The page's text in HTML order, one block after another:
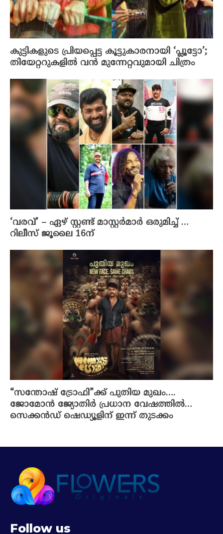
കുട്ടികളുടെ പ്രിയപ്പെട്ട കൂട്ടുകാരനായി ‘പ്ലൂട്ടോ’;
തിയേറ്ററുകളിൽ വൻ മുന്നേറ്റവുമായി ചിത്രം
‘വരവ്’ – ഏഴ് സ്റ്റണ്ട് മാസ്റ്റർമാർ ഒരുമിച്ച് …
റിലീസ് ജൂലൈ 16ന്
“സന്തോഷ് ട്രോഫി”ക്ക് പുതിയ മുഖം….
ജോമോൻ ജ്യോതിർ പ്രധാന വേഷത്തിൽ…
സെക്കൻഡ് ഷെഡ്യൂളിന് ഇന്ന് തുടക്കം
Follow us